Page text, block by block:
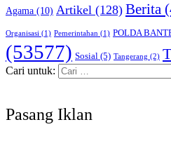
Agama (10) Artikel (128) Berita
Organisasi (1) Pemerintahan (1) POLDA
(53577) Sosial (5) Tangerang (2)
Cari untuk:
Pasang Iklan